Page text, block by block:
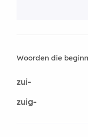
Woorden die
zui-
zuig-